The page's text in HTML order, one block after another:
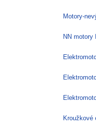
Motory-
NN motory
Kroužkové